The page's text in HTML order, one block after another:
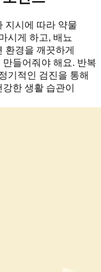
지시에 따라 약물
시게 하고, 배뇨
환경을 깨끗하게
들어줘야 해요. 반복
기적인 검진을 통해
한 생활 습관이